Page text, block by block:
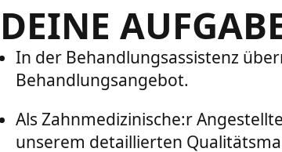
DEINE
In der Behandlungsassistenz
Behandlungsangebot.
Als Zahnmedizinische:r
unserem detaillierten